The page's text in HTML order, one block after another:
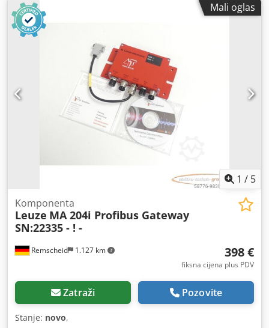
Mali oglas
1 / 5
Remscheid 1.127 km
Komponenta
Leuze MA 204i Profibus Gateway
SN:22335 - ! -
398 €
fiksna cijena plus PDV
Zatraži Pozovite
Stanje: novo,